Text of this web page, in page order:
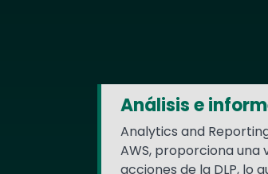
Análisis e
Analytics and
AWS, proporciona una
acciones de la DLP, lo